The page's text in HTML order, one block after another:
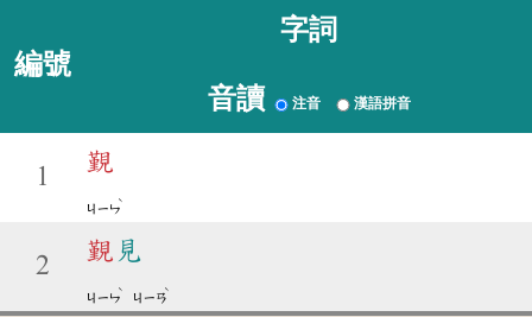
編號
字詞
音讀 注音 漢語拼音
1
覲
ㄐㄧㄣ
ˋ
2
覲 見
ㄐㄧㄣ
ˋ
ㄐㄧㄢ
ˋ